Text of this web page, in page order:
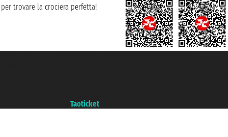
per trovare la crociera perfetta!
Taoticket